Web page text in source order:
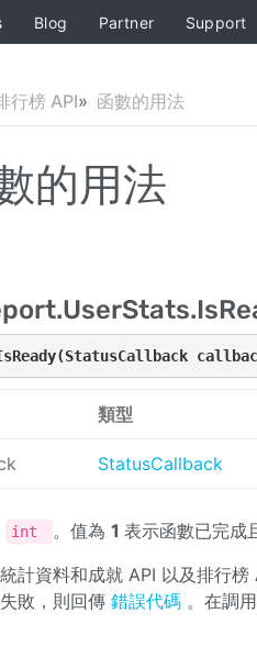
Blog Partner Support
行榜 API 函數的用法
的用法
類型
StatusCallback
int 。值為 1 表示函數已完成
計資料和成就 API 以及排行
失敗，則回傳 錯誤代碼 。在調